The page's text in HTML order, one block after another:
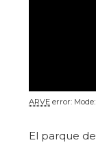
ARVE error:
El parque